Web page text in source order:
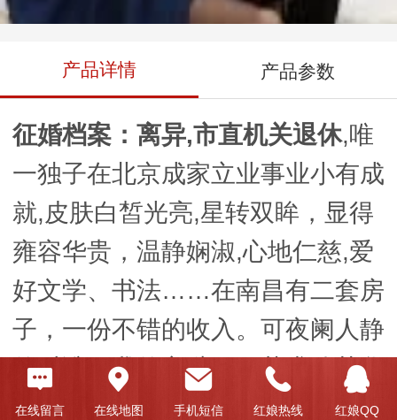
产品详情 产品参数
征婚档案：离异,市直机关退休,唯
一独子在北京成家立业事业小有成
就,皮肤白皙光亮,星转双眸，显得
雍容华贵，温静娴淑,心地仁慈,爱
好文学、书法……在南昌有二套房
子，一份不错的收入。可夜阑人静
的时谁解我的心愁。不苛求他荣华
富贵，我只在等一个晚年的伴侣，
在线留言 在线地图 手机短信 红娘热线 红娘QQ